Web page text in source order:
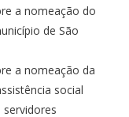
a nomeação do
de São
a nomeação da
social
servidores